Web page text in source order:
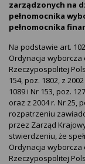
zarządzonych na
pełnomocnika
pełnomocnika
Na podstawie art.
Ordynacja wyborcza
Rzeczypospolitej
154, poz. 1802, z
1089 i Nr 153, poz.
oraz z 2004 r. Nr 25,
rozpatrzeniu
przez Zarząd
stwierdzeniu, że
Ordynacja wyborcza
Rzeczypospolitej